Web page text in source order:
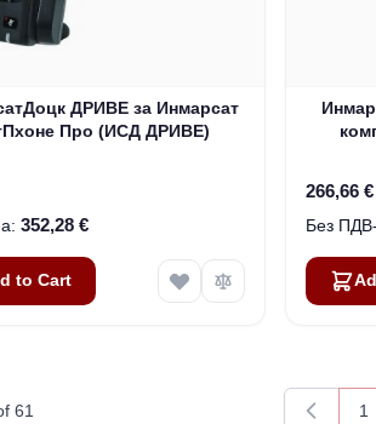
ДРИВЕ за Инмарсат
Про (ИСД ДРИВЕ)
352,28 €
to Cart
266,66 €
61 1